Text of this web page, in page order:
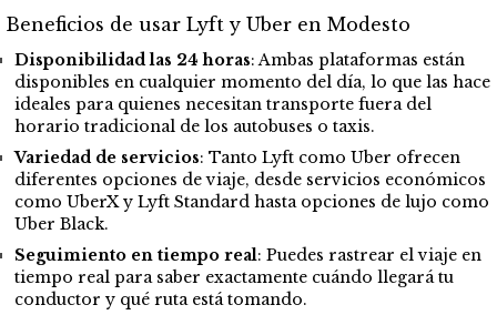
Beneficios de usar Lyft y Uber en Modesto
Disponibilidad las 24 horas: Ambas plataformas están
disponibles en cualquier momento del día, lo que las hace
ideales para quienes necesitan transporte fuera del
horario tradicional de los autobuses o taxis.
Variedad de servicios: Tanto Lyft como Uber ofrecen
diferentes opciones de viaje, desde servicios económicos
como UberX y Lyft Standard hasta opciones de lujo como
Uber Black.
Seguimiento en tiempo real: Puedes rastrear el viaje en
tiempo real para saber exactamente cuándo llegará tu
conductor y qué ruta está tomando.